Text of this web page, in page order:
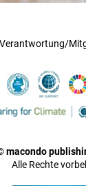
Verantwortung/
macondo
Alle Rechte